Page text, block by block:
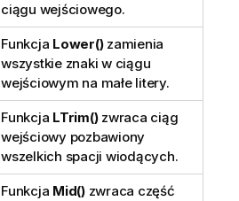
ciągu wejściowego.
Funkcja Lower()zamienia
wszystkie znaki w ciągu
wejściowym na małe litery.
Funkcja LTrim()zwraca ciąg
wejściowy pozbawiony
wszelkich spacji wiodących.
Funkcja Mid()zwraca część